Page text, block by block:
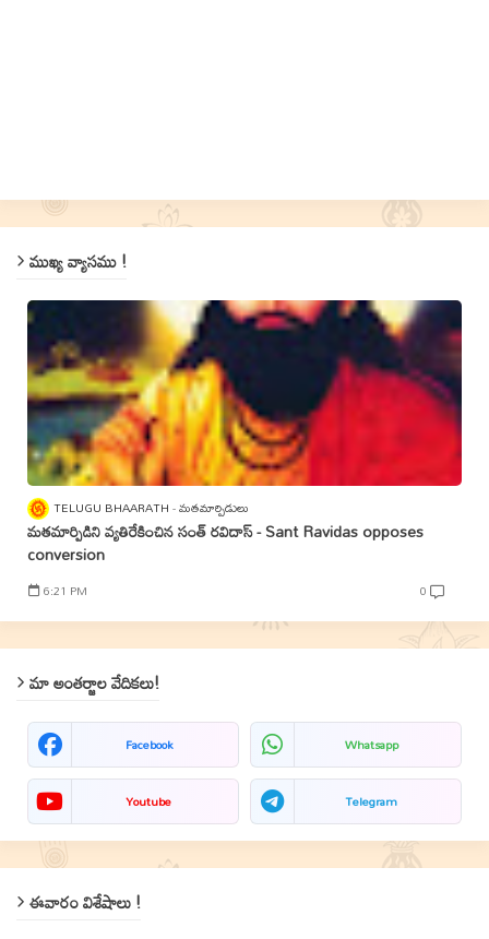
ముఖ్య వ్యాసము !
TELUGU BHAARATH మతమార్పిడులు
మతమార్పిడిని వ్యతిరేకించిన సంత్‌ రవిదాస్‌ - Sant Ravidas opposes
conversion
6:21 PM 0
మా అంతర్జాల వేదికలు!
Facebook Whatsapp
Youtube Telegram
ఈవారం విశేషాలు !